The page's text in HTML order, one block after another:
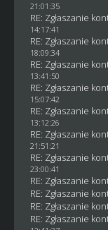
21:01:35
RE: Zgłaszanie
14:17:41
RE: Zgłaszanie
18:09:34
RE: Zgłaszanie
13:41:50
RE: Zgłaszanie
15:07:42
RE: Zgłaszanie
13:12:26
RE: Zgłaszanie
21:51:21
RE: Zgłaszanie
23:00:41
RE: Zgłaszanie
RE: Zgłaszanie
RE: Zgłaszanie
RE: Zgłaszanie